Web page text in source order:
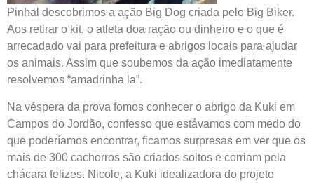
Pinhal descobrimos a ação Big Dog criada pelo Big Biker.
Aos retirar o kit, o atleta doa ração ou dinheiro e o que é
arrecadado vai para prefeitura e abrigos locais para ajudar
os animais. Assim que soubemos da ação imediatamente
resolvemos “amadrinha la”.
Na véspera da prova fomos conhecer o abrigo da Kuki em
Campos do Jordão, confesso que estávamos com medo do
que poderíamos encontrar, ficamos surpresas em ver que os
mais de 300 cachorros são criados soltos e corriam pela
chácara felizes. Nicole, a Kuki idealizadora do projeto